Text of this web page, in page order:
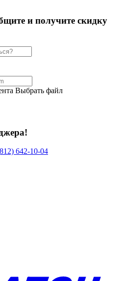
и получите скидку
Выбрать файл
642-10-04